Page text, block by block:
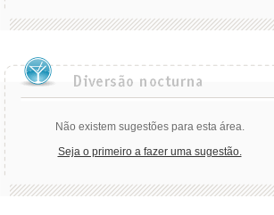
Não existem sugestões para esta área.
Seja o primeiro a fazer uma sugestão.